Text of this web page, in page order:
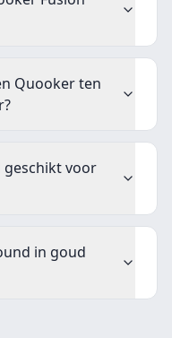
Quooker ten
geschikt voor
in goud